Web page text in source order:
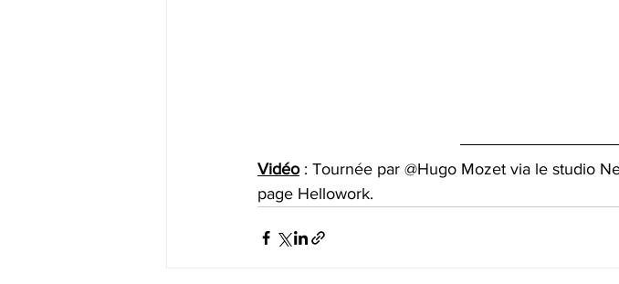
Vidéo : Tournée par @Hugo Mozet via le studio
page Hellowork.